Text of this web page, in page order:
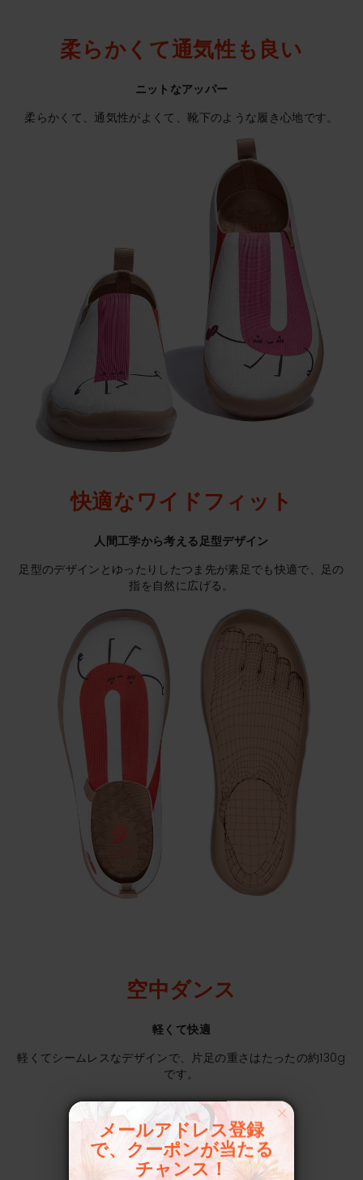
柔らかくて通気性も良い
ニットなアッパー
柔らかくて、通気性がよくて、靴下のような履き心地です。
快適なワイドフィット
人間工学から考える足型デザイン
足型のデザインとゆったりしたつま先が素足でも快適で、足の
指を自然に広げる。
空中ダンス
軽くて快適
軽くてシームレスなデザインで、片足の重さはたったの約130g
です。
メールアドレス登録
で、クーポンが当たる
チャンス！